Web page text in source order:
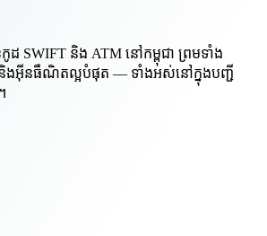
ដ SWIFT និង ATM នៅកម្ពុជា ព្រមទាំង
និងអ៊ីនធឺណិតល្អបំផុត — ទាំងអស់នៅក្នុងបញ្ជី